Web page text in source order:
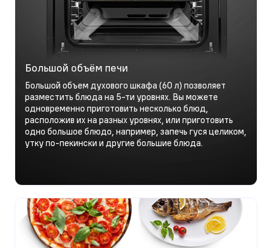
Большой объём печи
Большой объем духового шкафа (60 л) позволяет
разместить блюда на 5-ти уровнях. Вы можете
одновременно приготовить несколько блюд,
расположив их на разных уровнях, или приготовить
одно большое блюдо, например, запечь гуся целиком,
утку по-пекински и другие большие блюда.